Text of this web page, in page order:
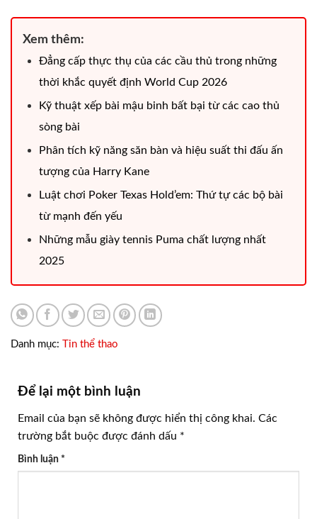
Xem thêm:
Đẳng cấp thực thụ của các cầu thủ trong những
thời khắc quyết định World Cup 2026
Kỹ thuật xếp bài mậu binh bất bại từ các cao thủ
sòng bài
Phân tích kỹ năng săn bàn và hiệu suất thi đấu ấn
tượng của Harry Kane
Luật chơi Poker Texas Hold’em: Thứ tự các bộ bài
từ mạnh đến yếu
Những mẫu giày tennis Puma chất lượng nhất
2025
Danh mục: Tin thể thao
Để lại một bình luận
Email của bạn sẽ không được hiển thị công khai. Các
trường bắt buộc được đánh dấu *
Bình luận *